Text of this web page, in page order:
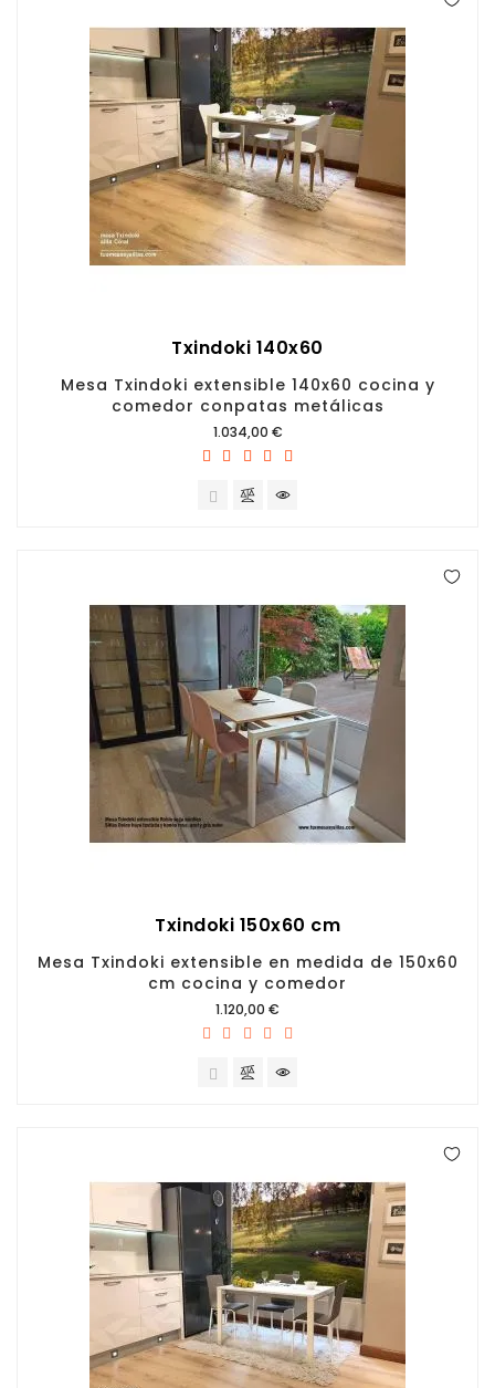
Txindoki 140x60
Mesa Txindoki extensible 140x60 cocina y
comedor conpatas metálicas
Precio
1.034,00 €
Txindoki 150x60 cm
Mesa Txindoki extensible en medida de 150x60
cm cocina y comedor
Precio
1.120,00 €